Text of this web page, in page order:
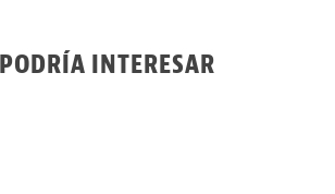
INTERESAR